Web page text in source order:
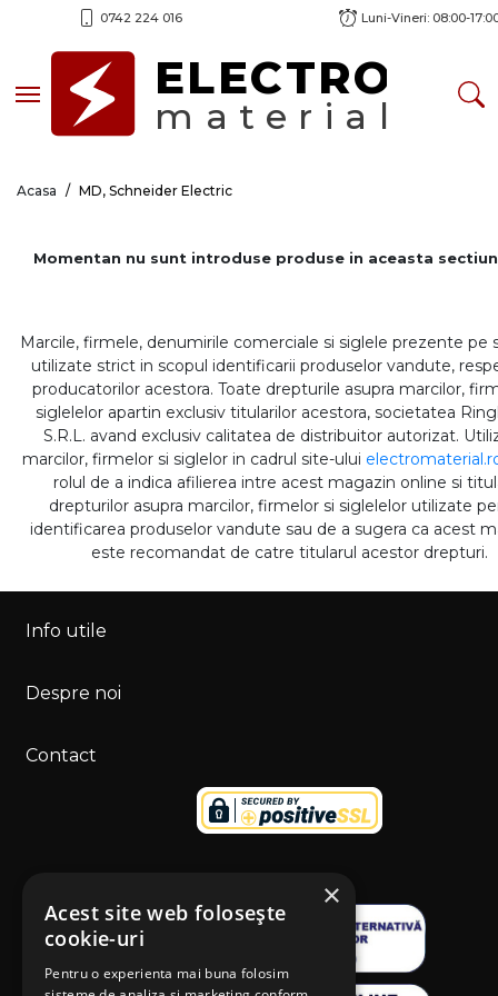
0742 224 016 Luni-Vineri: 08:00-
Toggle navigationELECTRO
material
Acasa MD, Schneider Electric
Momentan nu sunt introduse produse in aceasta
Marcile, firmele, denumirile comerciale si siglele prezente pe
utilizate strict in scopul identificarii produselor vandute,
producatorilor acestora. Toate drepturile asupra marcilor,
siglelelor apartin exclusiv titularilor acestora, societatea
S.R.L. avand exclusiv calitatea de distribuitor autorizat.
marcilor, firmelor si siglelor in cadrul site-ului
rolul de a indica afilierea intre acest magazin online si
drepturilor asupra marcilor, firmelor si siglelelor utilizate
identificarea produselor vandute sau de a sugera ca acest
este recomandat de catre titularul acestor drepturi.
Info utile
Despre noi
Contact
×
Acest site web folosește
cookie-uri
Pentru o experienta mai buna folosim